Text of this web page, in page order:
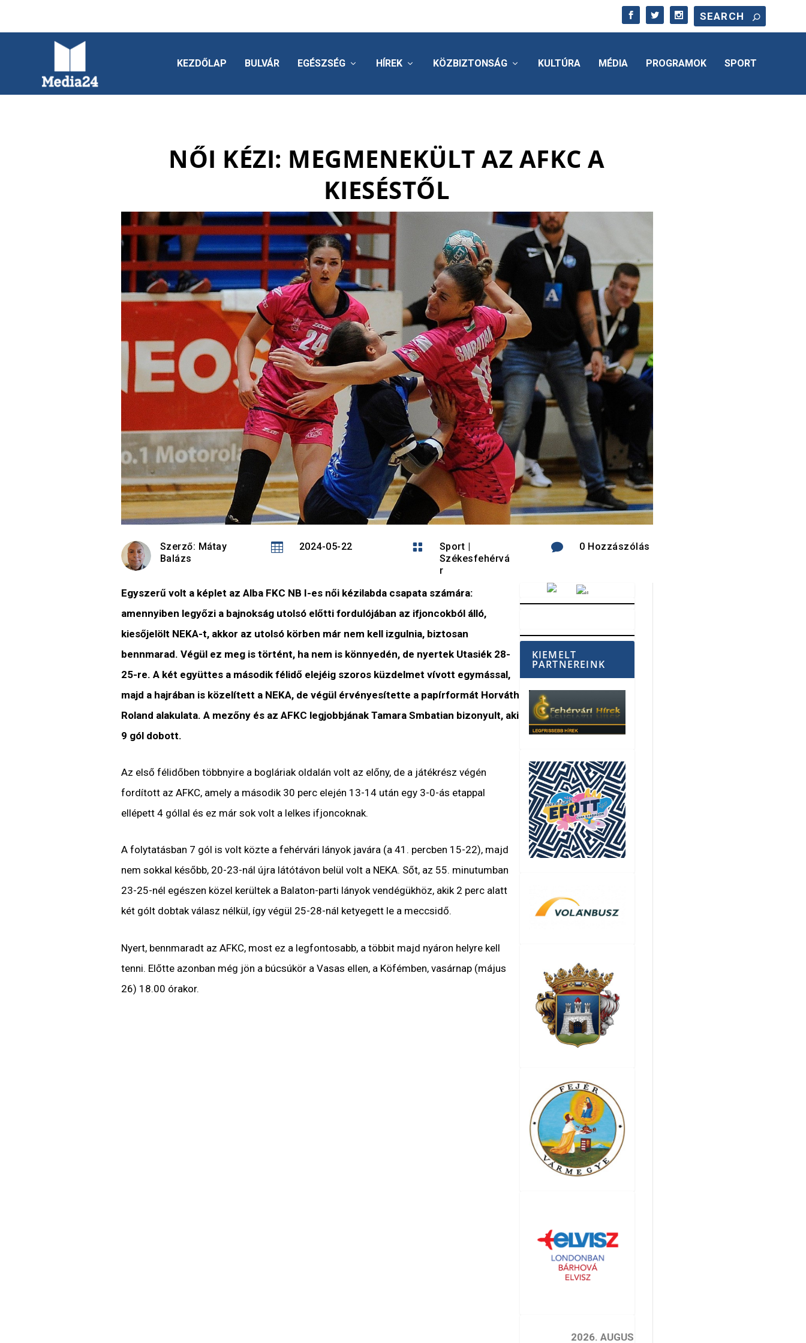
KEZDŐLAP BULVÁR EGÉSZSÉG HÍREK KÖZBIZTONSÁG KULTÚRA MÉDIA PROGRAMOK SPORT
NŐI KÉZI: MEGMENEKÜLT AZ AFKC A
KIESÉSTŐL
Szerző: Mátay
Balázs
 2024-05-22  Sport |
Székesfehérvá
r
 0 Hozzászólás
Egyszerű volt a képlet az Alba FKC NB I-es női kézilabda csapata számára:
amennyiben legyőzi a bajnokság utolsó előtti fordulójában az ifjoncokból álló,
kiesőjelölt NEKA-t, akkor az utolsó körben már nem kell izgulnia, biztosan
bennmarad. Végül ez meg is történt, ha nem is könnyedén, de nyertek Utasiék 28-
25-re. A két együttes a második félidő elejéig szoros küzdelmet vívott egymással,
majd a hajrában is közelített a NEKA, de végül érvényesítette a papírformát Horváth
Roland alakulata. A mezőny és az AFKC legjobbjának Tamara Smbatian bizonyult, aki
9 gól dobott.
Az első félidőben többnyire a bogláriak oldalán volt az előny, de a játékrész végén
fordított az AFKC, amely a második 30 perc elején 13-14 után egy 3-0-ás etappal
ellépett 4 góllal és ez már sok volt a lelkes ifjoncoknak.
A folytatásban 7 gól is volt közte a fehérvári lányok javára (a 41. percben 15-22), majd
nem sokkal később, 20-23-nál újra látótávon belül volt a NEKA. Sőt, az 55. minutumban
23-25-nél egészen közel kerültek a Balaton-parti lányok vendégükhöz, akik 2 perc alatt
két gólt dobtak válasz nélkül, így végül 25-28-nál ketyegett le a meccsidő.
Nyert, bennmaradt az AFKC, most ez a legfontosabb, a többit majd nyáron helyre kell
tenni. Előtte azonban még jön a búcsúkör a Vasas ellen, a Köfémben, vasárnap (május
26) 18.00 órakor.
KIEMELT
PARTNEREINK
2026. AUGUSZTUS